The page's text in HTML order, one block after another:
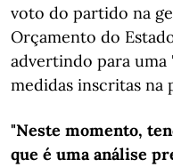
voto do partido na
Orçamento do
advertindo para uma
medidas inscritas na
"Neste momento,
que é uma análise